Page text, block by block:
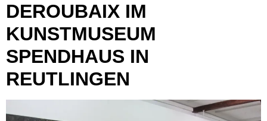
DEROUBAIX IM
KUNSTMUSEUM
SPENDHAUS IN
REUTLINGEN